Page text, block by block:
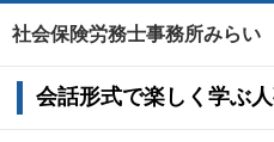
社会保険労務士事務所みらい
会話形式で楽しく学ぶ